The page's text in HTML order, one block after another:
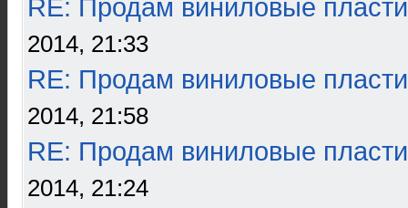
RE: Продам виниловые
2014, 21:33
RE: Продам виниловые
2014, 21:58
RE: Продам виниловые
2014, 21:24